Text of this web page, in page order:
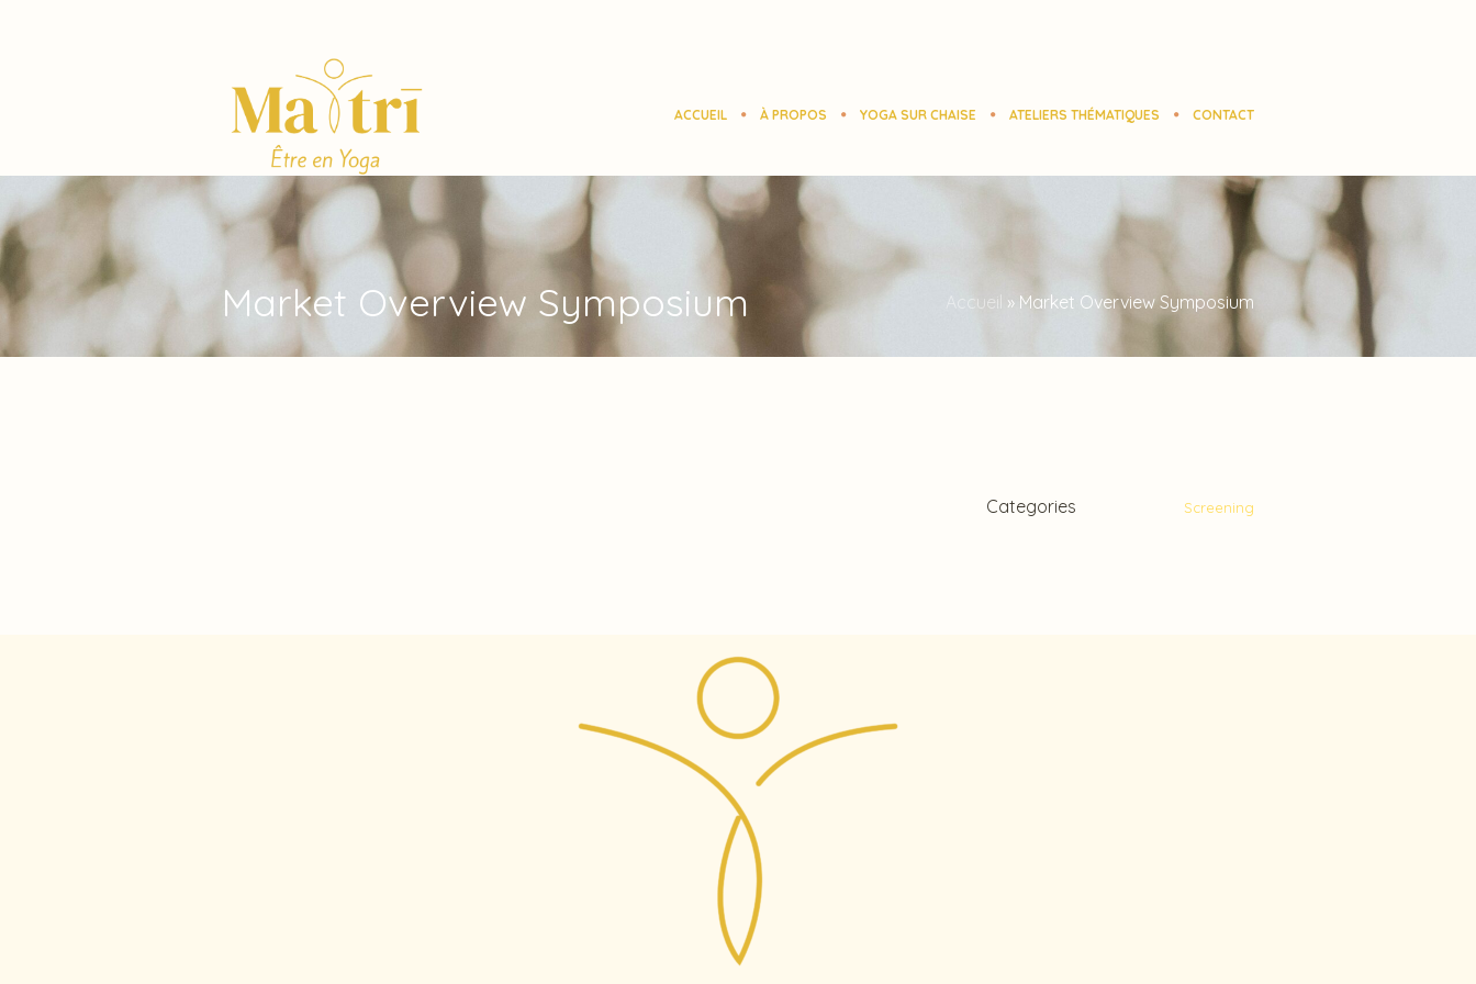
ACCUEIL À PROPOS YOGA SUR CHAISE ATELIERS THÉMATIQUES CONTACT
Market Overview Symposium Accueil » Market Overview Symposium
Categories Screening